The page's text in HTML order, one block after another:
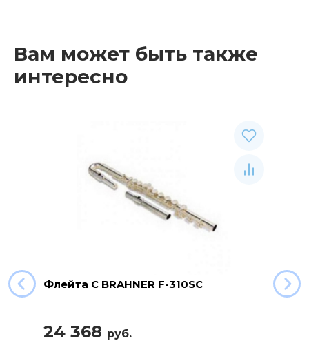
Вам может быть также
интересно
Флейта C BRAHNER F-310SC
24 368 руб.